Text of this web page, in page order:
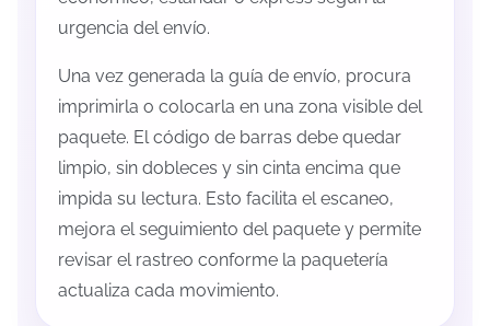
urgencia del envío.
Una vez generada la guía de envío, procura
imprimirla o colocarla en una zona visible del
paquete. El código de barras debe quedar
limpio, sin dobleces y sin cinta encima que
impida su lectura. Esto facilita el escaneo,
mejora el seguimiento del paquete y permite
revisar el rastreo conforme la paquetería
actualiza cada movimiento.